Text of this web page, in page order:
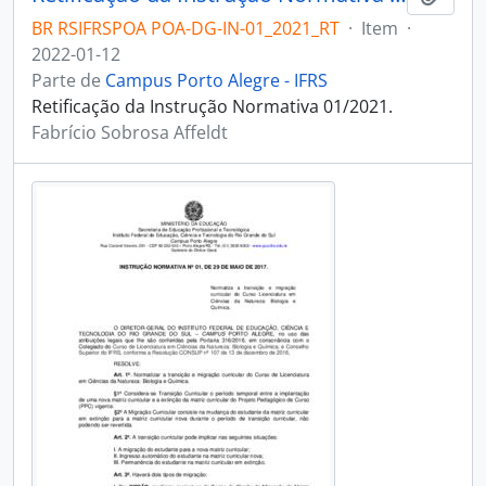
BR RSIFRSPOA POA-DG-IN-01_2021_RT · Item ·
2022-01-12
Parte de Campus Porto Alegre - IFRS
Retificação da Instrução Normativa 01/2021.
Fabrício Sobrosa Affeldt